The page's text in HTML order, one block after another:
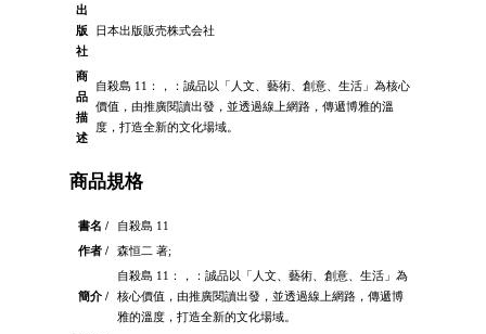
出
版
社
日本出版販売株式会社
商
品
描
述
自殺島 11：，：誠品以「人文、藝術、創意、生活」為核心
價值，由推廣閱讀出發，並透過線上網路，傳遞博雅的溫
度，打造全新的文化場域。
商品規格
書名 /
自殺島 11
作者 /
森恒二 著;
簡介 /
自殺島 11：，：誠品以「人文、藝術、創意、生活」為
核心價值，由推廣閱讀出發，並透過線上網路，傳遞博
雅的溫度，打造全新的文化場域。